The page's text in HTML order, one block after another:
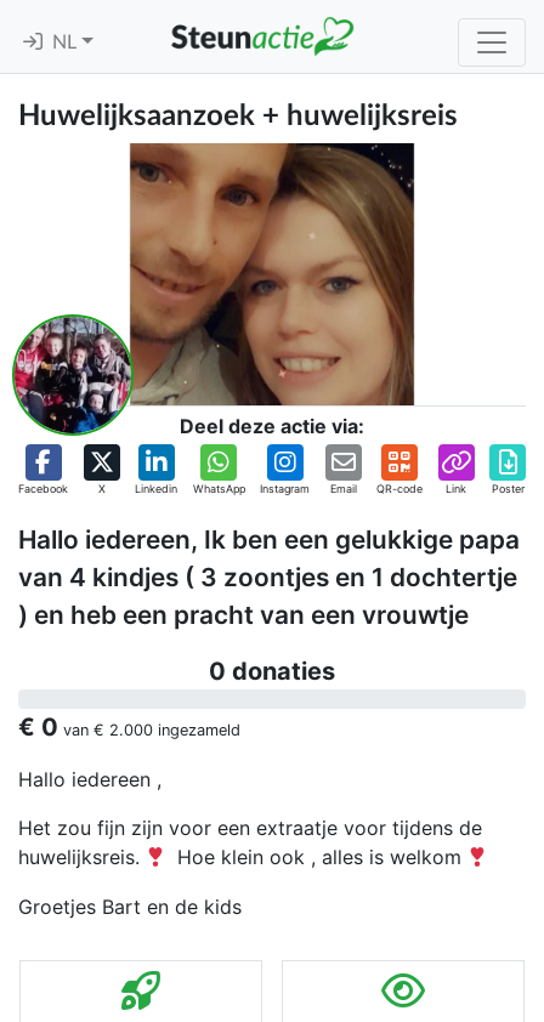
NL
Huwelijksaanzoek + huwelijksreis
Deel deze actie via:
Facebook X Linkedin WhatsApp Instagram Email QR-code Link Poster
Hallo iedereen, Ik ben een gelukkige papa
van 4 kindjes ( 3 zoontjes en 1 dochtertje
) en heb een pracht van een vrouwtje
0 donaties
€ 0 van € 2.000 ingezameld
Hallo iedereen ,
Het zou fijn zijn voor een extraatje voor tijdens de
huwelijksreis.
Hoe klein ook , alles is welkom
Groetjes Bart en de kids